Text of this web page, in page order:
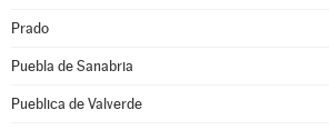
Prado
Puebla de Sanabria
Pueblica de Valverde